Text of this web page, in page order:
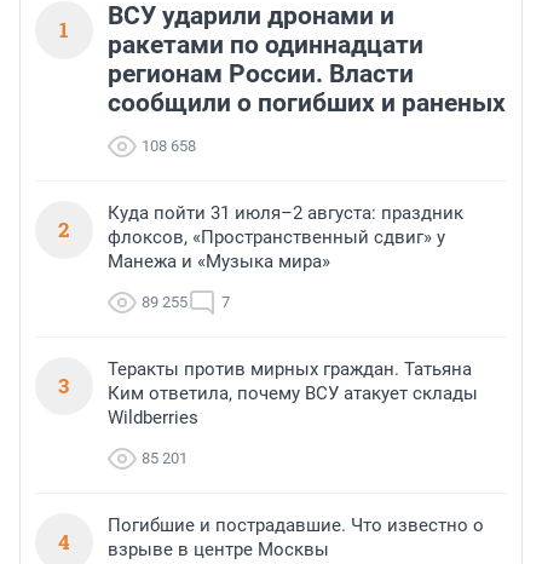
1
ВСУ ударили дронами и
ракетами по одиннадцати
регионам России. Власти
сообщили о погибших и раненых
108 658
2
Куда пойти 31 июля–2 августа: праздник
флоксов, «Пространственный сдвиг» у
Манежа и «Музыка мира»
89 255 7
3
Теракты против мирных граждан. Татьяна
Ким ответила, почему ВСУ атакует склады
Wildberries
85 201
4
Погибшие и пострадавшие. Что известно о
взрыве в центре Москвы